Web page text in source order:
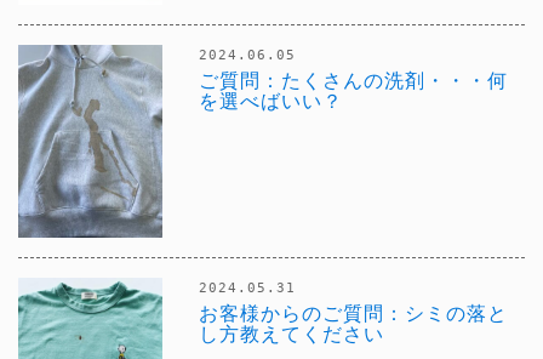
2024.06.05
ご質問：たくさんの洗剤・・・何
を選べばいい？
2024.05.31
お客様からのご質問：シミの落と
し方教えてください